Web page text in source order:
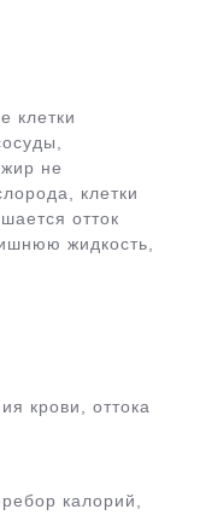
клетки
не
клетки
отток
жидкость,
крови, оттока
калорий,